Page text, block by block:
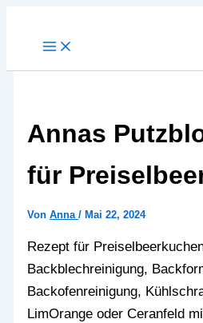
Annas
für
VonAnna/ Mai 22, 2024
Rezept für
Backblechreinigung,
Backofenreinigung,
LimOrange oder Ceranfeld